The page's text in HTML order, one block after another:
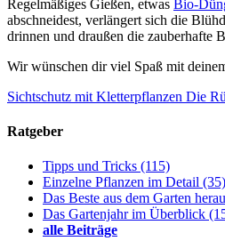
Regelmäßiges Gießen, etwas Bio-
abschneidest, verlängert sich die
drinnen und draußen die zauberhafte
Wir wünschen dir viel Spaß mit
Sichtschutz mit Kletterpflanzen Die
Ratgeber
Tipps und Tricks (115)
Einzelne Pflanzen im Detail (35)
Das Beste aus dem Garten
Das Gartenjahr im Überblick
alle Beiträge